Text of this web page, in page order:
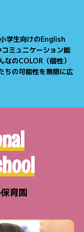
学生向けのEnglish
ミュニケーション能
なのCOLOR（個性）
ちの可能性を無限に広
育園